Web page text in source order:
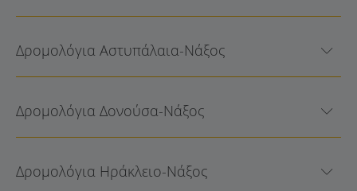
Δρομολόγια Αστυπάλαια-Νάξος
Δρομολόγια Δονούσα-Νάξος
Δρομολόγια Ηράκλειο-Νάξος